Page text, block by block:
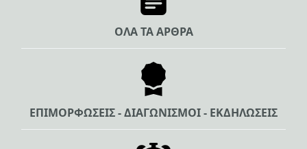
ΟΛΑ ΤΑ ΑΡΘΡΑ
ΕΠΙΜΟΡΦΩΣΕΙΣ - ΔΙΑΓΩΝΙΣΜΟΙ - ΕΚΔΗΛΩΣΕΙΣ